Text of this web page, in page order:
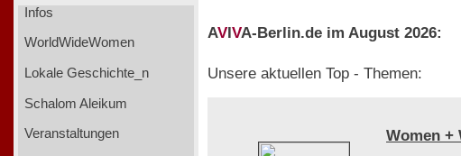
Infos
WorldWideWomen
Lokale Geschichte_n
Schalom Aleikum
Veranstaltungen
AVIVA-Berlin.de im August 2026:
Unsere aktuellen Top - Themen:
Women +